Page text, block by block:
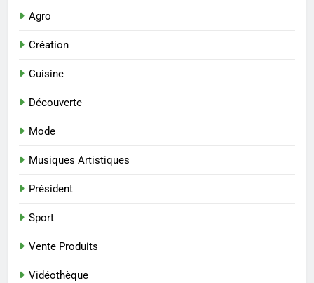
Agro
Création
Cuisine
Découverte
Mode
Musiques Artistiques
Président
Sport
Vente Produits
Vidéothèque